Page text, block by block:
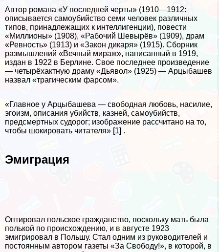
Автор романа «У последней черты» (1910—1912:
описывается самоубийство семи человек различных
типов, принадлежащих к интеллигенции), повести
«Миллионы» (1908), «Рабочий Шевырёв» (1909), драм
«Ревность» (1913) и «Закон дикаря» (1915). Сборник
размышлений «Вечный мираж», написанный в 1919,
издан в 1922 в Берлине. Свое последнее произведение
— четырёхактную драму «Дьявол» (1925) — Арцыбашев
назвал «трагическим фарсом».
«Главное у Арцыбашева — свободная любовь, насилие,
эгоизм, описания убийств, казней, самоубийств,
предcмepтных судорог; изображение рассчитано на то,
чтобы шокировать читателя» [1] .
Эмиграция
Оптировал польское гражданство, поскольку мать была
полькой по происхождению, и в августе 1923
эмигрировал в Польшу. Стал одним из руководителей и
постоянным автором газеты «За Свободу!», в которой, в